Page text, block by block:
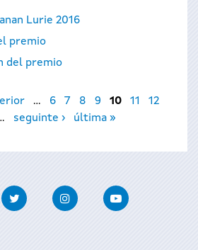
Lurie 2016
premio
del premio
… 6 7 8 9 10 11
12
seguinte › última »
Twitter InstagramYoutube